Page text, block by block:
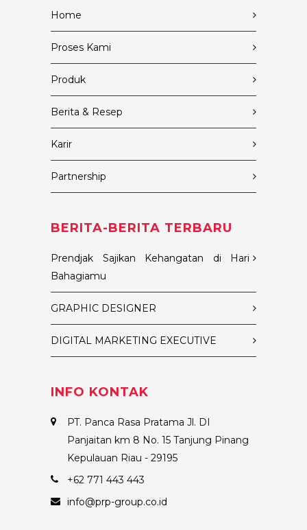
Home
Proses Kami
Produk
Berita & Resep
Karir
Partnership
BERITA-BERITA TERBARU
Prendjak Sajikan Kehangatan di Hari
Bahagiamu
GRAPHIC DESIGNER
DIGITAL MARKETING EXECUTIVE
INFO KONTAK
PT. Panca Rasa Pratama Jl. DI
Panjaitan km 8 No. 15 Tanjung Pinang
Kepulauan Riau - 29195
+62 771 443 443
info@prp-group.co.id